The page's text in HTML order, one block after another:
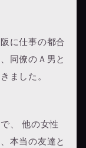
に仕事の都合
同僚のＡ男と
ました。
、 他の女性
本当の友達と